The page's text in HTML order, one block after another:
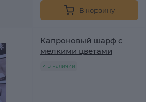
В корзину
Капроновый шарф с
мелкими цветами
в наличии